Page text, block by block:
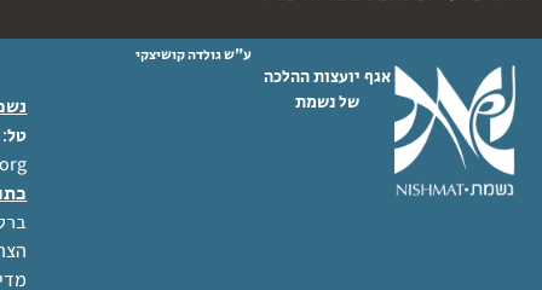
אגף יועצות ההלכה
של נשמת
ע"ש גולדה קושיצקי
טל: 02-6404333
ברל